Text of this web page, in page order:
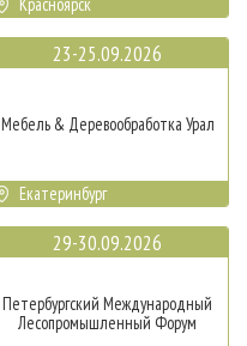
23-25.09.2026
Мебель & Деревообработка Урал
Екатеринбург
29-30.09.2026
Петербургский Международный
Лесопромышленный Форум